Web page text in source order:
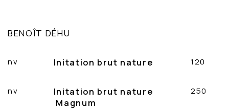
BENOÎT DÉHU
nv Initation brut nature 120
nv
Initation brut nature
Magnum
250